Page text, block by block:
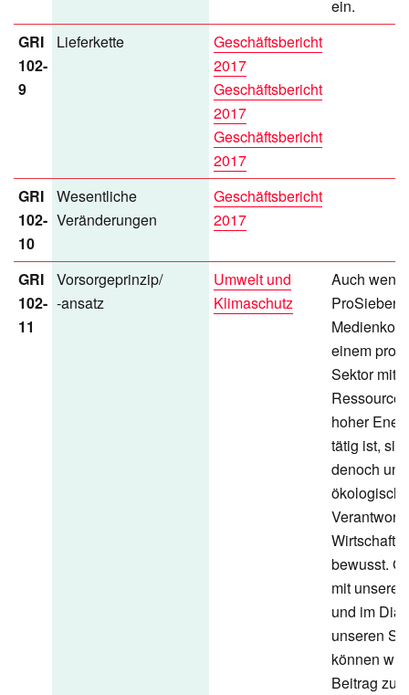
ein.
GRI
102-
9
Lieferkette
Geschäftsbericht
2017
Geschäftsbericht
2017
Geschäftsbericht
2017
GRI
102-
10
Wesentliche
Veränderungen
Geschäftsbericht
2017
GRI
102-
11
Vorsorgeprinzip/
-ansatz
Umwelt und
Klimaschutz
Auch wenn
einem
Sektor mit
hoher
tätig ist,
denoch
bewusst.
mit
und im
unseren
können wir
Beitrag zur